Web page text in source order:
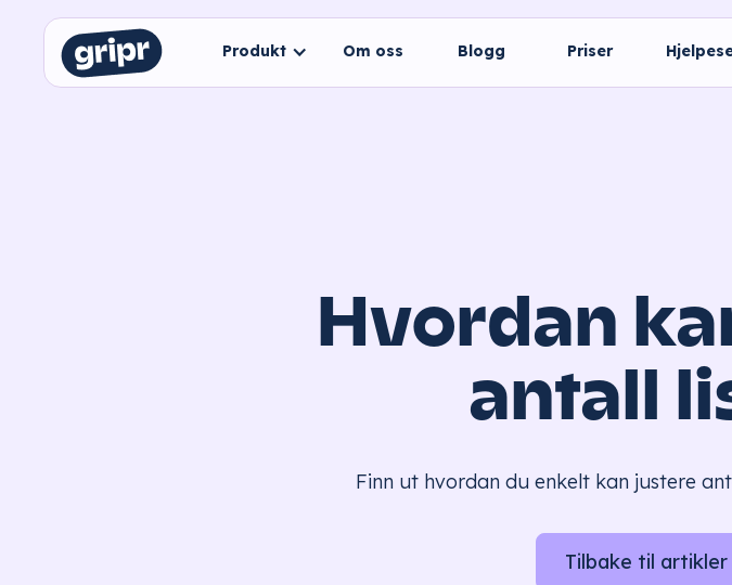
Produkt Om oss Blogg Priser
Hvordan
antall
Finn ut hvordan du enkelt kan justere
Tilbake til artikler